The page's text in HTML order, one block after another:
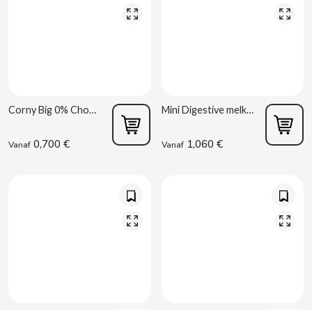
DISTRIBUCIÓN MAYORISTA
DODOT
Corny Big 0% Chocolade 40g
Vanaf 0,700 €
Mini Digestive melkchocolade 160 g Gullón prijs 1,50 € vermeld
Vanaf 1,060 €